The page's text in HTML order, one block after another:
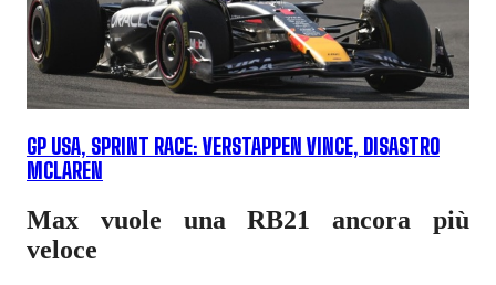
GP USA, SPRINT RACE: VERSTAPPEN VINCE, DISASTRO
MCLAREN
Max vuole una RB21 ancora più
veloce